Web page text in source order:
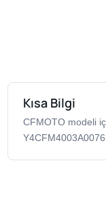
Kısa Bilgi
CFMOTO modeli